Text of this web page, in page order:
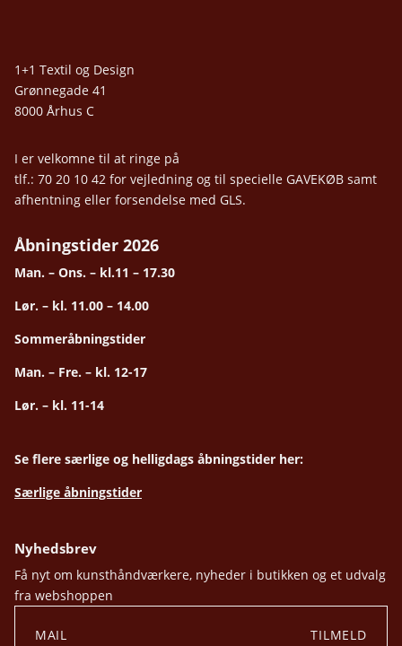
1+1 Textil og Design
Grønnegade 41
8000 Århus C
I er velkomne til at ringe på
tlf.: 70 20 10 42 for vejledning og til specielle GAVEKØB samt
afhentning eller forsendelse med GLS.
Åbningstider 2026
Man. – Ons. – kl.11 – 17.30
Lør. – kl. 11.00 – 14.00
Sommeråbningstider
Man. – Fre. – kl. 12-17
Lør. – kl. 11-14
Se flere særlige og helligdags åbningstider her:
Særlige åbningstider
Nyhedsbrev
Få nyt om kunsthåndværkere, nyheder i butikken og et udvalg
fra webshoppen
TILMELD